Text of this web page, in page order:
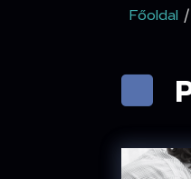
Főoldal /